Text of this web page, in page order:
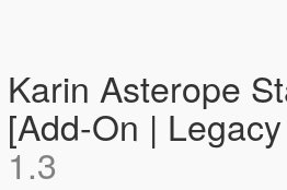
Karin Asterope
[Add-On |
1.3